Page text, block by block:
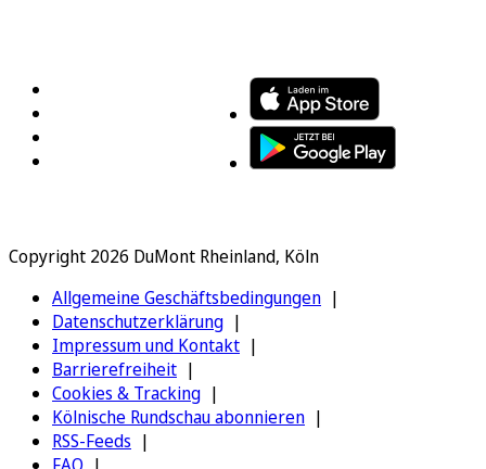
Copyright 2026 DuMont Rheinland, Köln
Allgemeine Geschäftsbedingungen
Datenschutzerklärung
Impressum und Kontakt
Barrierefreiheit
Cookies & Tracking
Kölnische Rundschau abonnieren
RSS-Feeds